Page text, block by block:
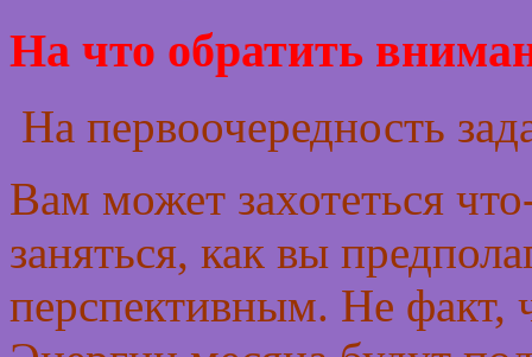
На что обратить
На первоочередность
Вам может захотеться
заняться, как вы
перспективным. Не факт,